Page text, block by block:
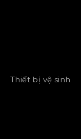
Thiết bị vệ sinh